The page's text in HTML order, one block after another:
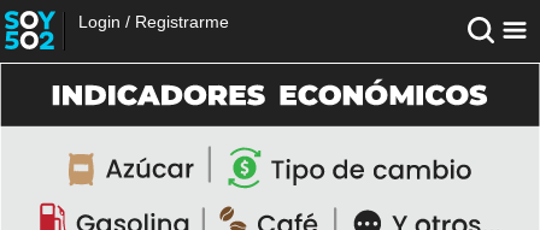
Login / Registrarme